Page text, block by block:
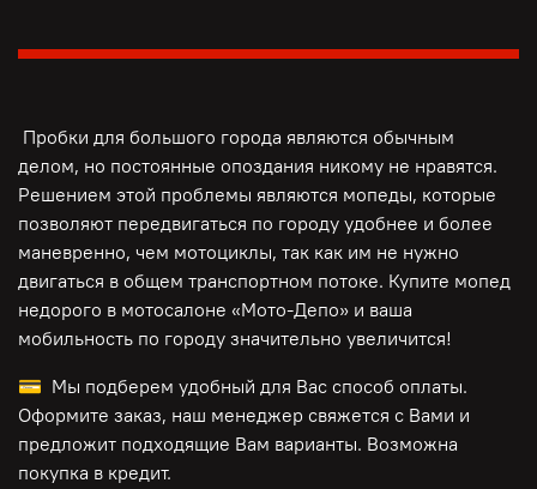
Пробки для большого города являются обычным
делом, но постоянные опоздания никому не нравятся.
Решением этой проблемы являются мопеды, которые
позволяют передвигаться по городу удобнее и более
маневренно, чем мотоциклы, так как им не нужно
двигаться в общем транспортном потоке. Купите мопед
недорого в мотосалоне «Мото-Депо» и ваша
мобильность по городу значительно увеличится!
💳 Мы подберем удобный для Вас способ оплаты.
Оформите заказ, наш менеджер свяжется с Вами и
предложит подходящие Вам варианты. Возможна
покупка в кредит.